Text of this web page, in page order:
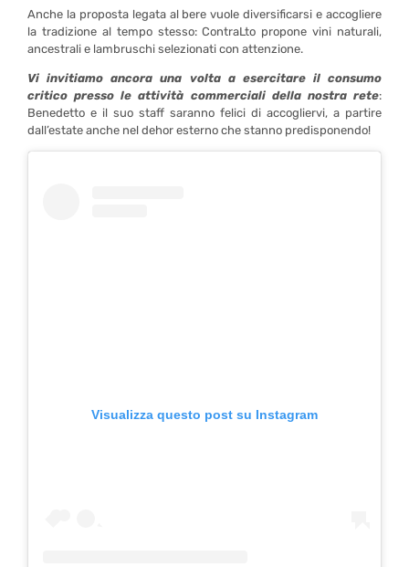
Anche la proposta legata al bere vuole diversificarsi e accogliere
la tradizione al tempo stesso: ContraLto propone vini naturali,
ancestrali e lambruschi selezionati con attenzione.
Vi invitiamo ancora una volta a esercitare il consumo
critico presso le attività commerciali della nostra rete:
Benedetto e il suo staff saranno felici di accogliervi, a partire
dall’estate anche nel dehor esterno che stanno predisponendo!
Visualizza questo post su Instagram